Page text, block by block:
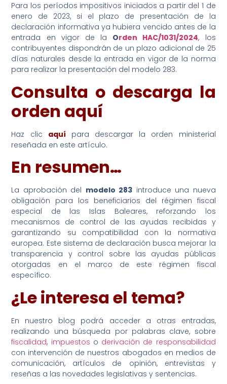
Para los períodos impositivos iniciados a partir del 1 de
enero de 2023, si el plazo de presentación de la
declaración informativa ya hubiera vencido antes de la
entrada en vigor de la Orden HAC/1031/2024, los
contribuyentes dispondrán de un plazo adicional de 25
días naturales desde la entrada en vigor de la norma
para realizar la presentación del modelo 283.
Consulta o descarga la
orden aquí
Haz clic aquí para descargar la orden ministerial
reseñada en este artículo.
En resumen…
La aprobación del modelo 283 introduce una nueva
obligación para los beneficiarios del régimen fiscal
especial de las Islas Baleares, reforzando los
mecanismos de control de las ayudas recibidas y
garantizando su compatibilidad con la normativa
europea. Este sistema de declaración busca mejorar la
transparencia y control sobre las ayudas públicas
otorgadas en el marco de este régimen fiscal
específico.
¿Le interesa el tema?
En nuestro blog podrá acceder a otras entradas,
realizando una búsqueda por palabras clave, sobre
fiscalidad, impuestos o derivación de responsabilidad
con intervención de nuestros abogados en medios de
comunicación, artículos de opinión, entrevistas y
reseñas a las novedades legislativas y sentencias.